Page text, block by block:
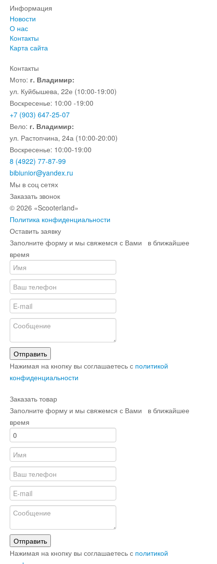
Информация
Новости
О нас
Контакты
Карта сайта
Контакты
Мото: г. Владимир:
ул. Куйбышева, 22е (10:00-19:00)
Воскресенье: 10:00 -19:00
+7 (903) 647-25-07
Вело: г. Владимир:
ул. Растопчина, 24а (10:00-20:00)
Воскресенье: 10:00-19:00
8 (4922) 77-87-99
bibiunior@yandex.ru
Мы в соц сетях
Заказать звонок
© 2026 «Scooterland»
Политика конфиденциальности
Оставить заявку
Заполните форму и мы свяжемся с Вами в ближайшее
время
Отправить
Нажимая на кнопку вы соглашаетесь с политикой
конфиденциальности
Заказать товар
Заполните форму и мы свяжемся с Вами в ближайшее
время
Отправить
Нажимая на кнопку вы соглашаетесь с политикой